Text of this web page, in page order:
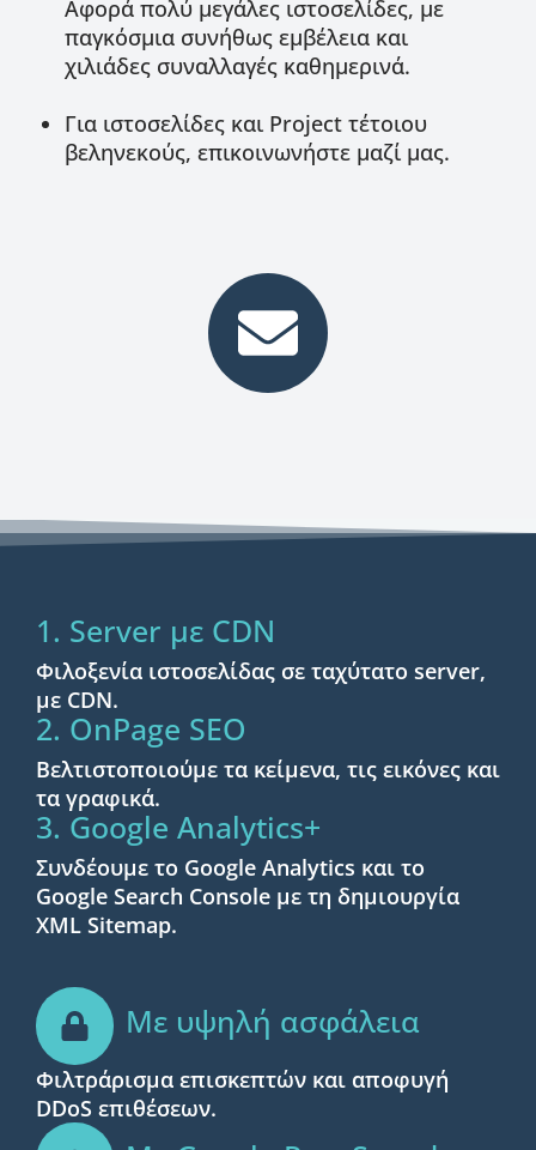
Αφορά πολύ μεγάλες ιστοσελίδες, με
παγκόσμια συνήθως εμβέλεια και
χιλιάδες συναλλαγές καθημερινά.
Για ιστοσελίδες και Project τέτοιου
βεληνεκούς, επικοινωνήστε μαζί μας.
1. Server με CDN
Φιλοξενία ιστοσελίδας σε ταχύτατο server,
με CDN.
2. OnPage SEO
Βελτιστοποιούμε τα κείμενα, τις εικόνες και
τα γραφικά.
3. Google Analytics+
Συνδέουμε το Google Analytics και το
Google Search Console με τη δημιουργία
XML Sitemap.
Με υψηλή ασφάλεια
Φιλτράρισμα επισκεπτών και αποφυγή
DDoS επιθέσεων.